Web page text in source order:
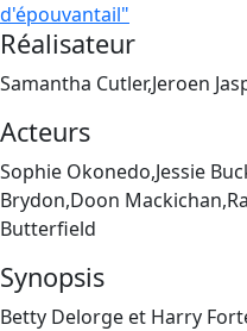
d'épouvantail"
Réalisateur
Samantha Cutler,Jeroen
Acteurs
Sophie Okonedo,Jessie
Brydon,Doon
Butterfield
Synopsis
Betty Delorge et Harry